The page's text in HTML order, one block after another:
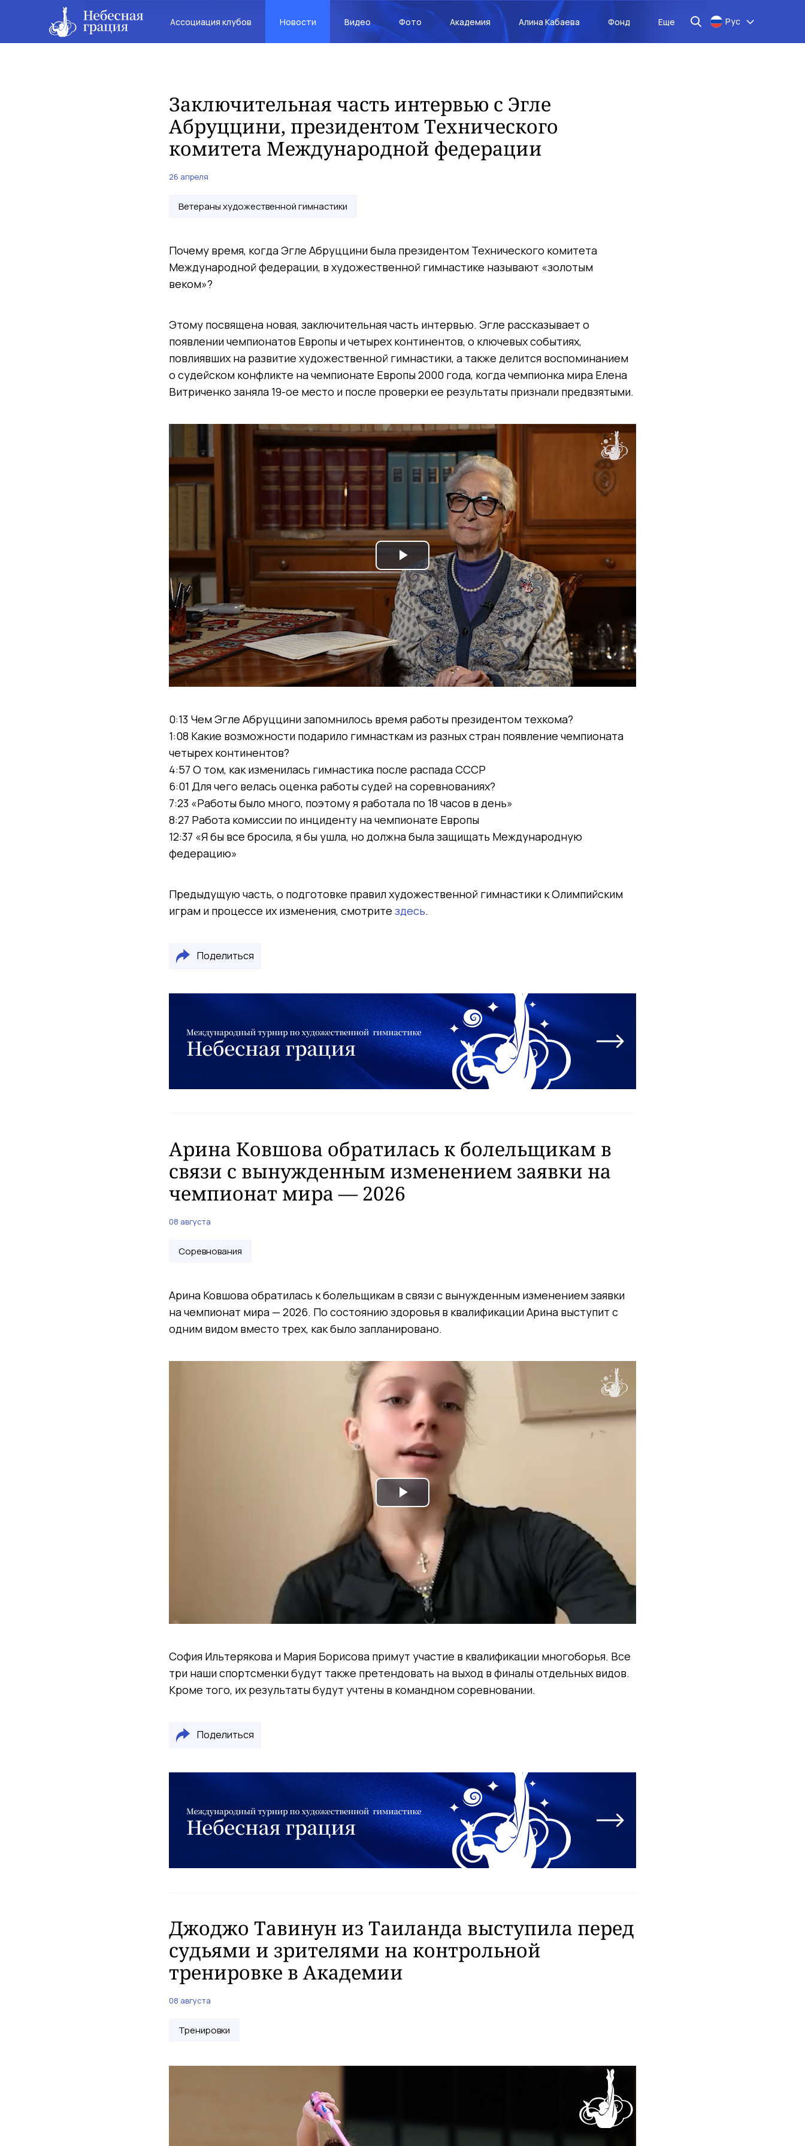
Ассоциация клубов Новости Видео Фото Академия Алина Кабаева Фонд Еще Рус
Заключительная часть интервью с Эгле
Абруццини, президентом Технического
комитета Международной федерации
26 апреля
Ветераны художественной гимнастики
Почему время, когда Эгле Абруццини была президентом Технического комитета
Международной федерации, в художественной гимнастике называют «золотым
веком»?
Этому посвящена новая, заключительная часть интервью. Эгле рассказывает о
появлении чемпионатов Европы и четырех континентов, о ключевых событиях,
повлиявших на развитие художественной гимнастики, а также делится воспоминанием
о судейском конфликте на чемпионате Европы 2000 года, когда чемпионка мира Елена
Витриченко заняла 19-ое место и после проверки ее результаты признали предвзятыми.
Play
Video
0:13 Чем Эгле Абруццини запомнилось время работы президентом техкома?
1:08 Какие возможности подарило гимнасткам из разных стран появление чемпионата
четырех континентов?
4:57 О том, как изменилась гимнастика после распада СССР
6:01 Для чего велась оценка работы судей на соревнованиях?
7:23 «Работы было много, поэтому я работала по 18 часов в день»
8:27 Работа комиссии по инциденту на чемпионате Европы
12:37 «Я бы все бросила, я бы ушла, но должна была защищать Международную
федерацию»
Предыдущую часть, о подготовке правил художественной гимнастики к Олимпийским
играм и процессе их изменения, смотрите здесь.
Поделиться
Арина Ковшова обратилась к болельщикам в
связи с вынужденным изменением заявки на
чемпионат мира — 2026
08 августа
Соревнования
Арина Ковшова обратилась к болельщикам в связи с вынужденным изменением заявки
на чемпионат мира — 2026. По состоянию здоровья в квалификации Арина выступит с
одним видом вместо трех, как было запланировано.
Play
Video
София Ильтерякова и Мария Борисова примут участие в квалификации многоборья. Все
три наши спортсменки будут также претендовать на выход в финалы отдельных видов.
Кроме того, их результаты будут учтены в командном соревновании.
Поделиться
Джоджо Тавинун из Таиланда выступила перед
судьями и зрителями на контрольной
тренировке в Академии
08 августа
Тренировки